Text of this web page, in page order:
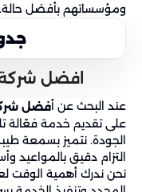
ومؤسساتهم بأفضل حالة.
افضل شركة
عند البحث عن أفضل
على تقديم خدمة فعّالة
الجودة. نتميز بسمعة
التزام دقيق بالمواعيد
نحن ندرك أهمية الوقت